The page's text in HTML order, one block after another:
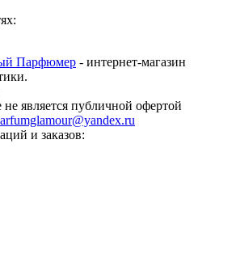
Парфюмер - интернет-магазин
является публичной офертой
и заказов: